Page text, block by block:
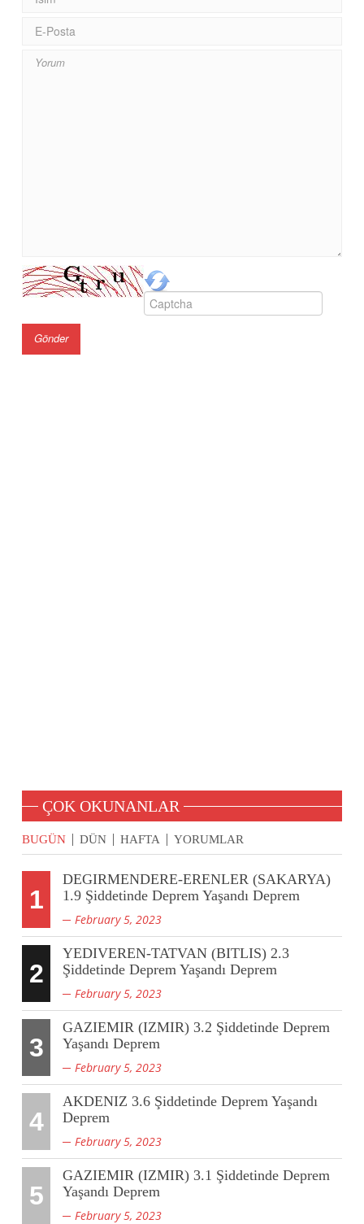
ÇOK OKUNANLAR
BUGÜN DÜN HAFTA YORUMLAR
1
DEGIRMENDERE-ERENLER (SAKARYA)
1.9 Şiddetinde Deprem Yaşandı Deprem
February 5, 2023
2
YEDIVEREN-TATVAN (BITLIS) 2.3
Şiddetinde Deprem Yaşandı Deprem
February 5, 2023
3
GAZIEMIR (IZMIR) 3.2 Şiddetinde Deprem
Yaşandı Deprem
February 5, 2023
4
AKDENIZ 3.6 Şiddetinde Deprem Yaşandı
Deprem
February 5, 2023
5
GAZIEMIR (IZMIR) 3.1 Şiddetinde Deprem
Yaşandı Deprem
February 5, 2023